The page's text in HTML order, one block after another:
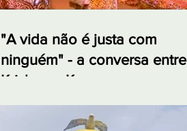
"A vida não é justa com
ninguém" - a conversa entre
Krishna e Karna no